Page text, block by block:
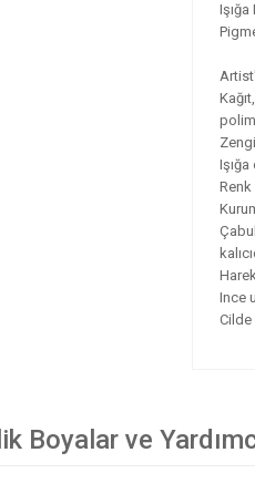
Işığa
Işığa
Renk
Ince
Cilde
Boyalar ve